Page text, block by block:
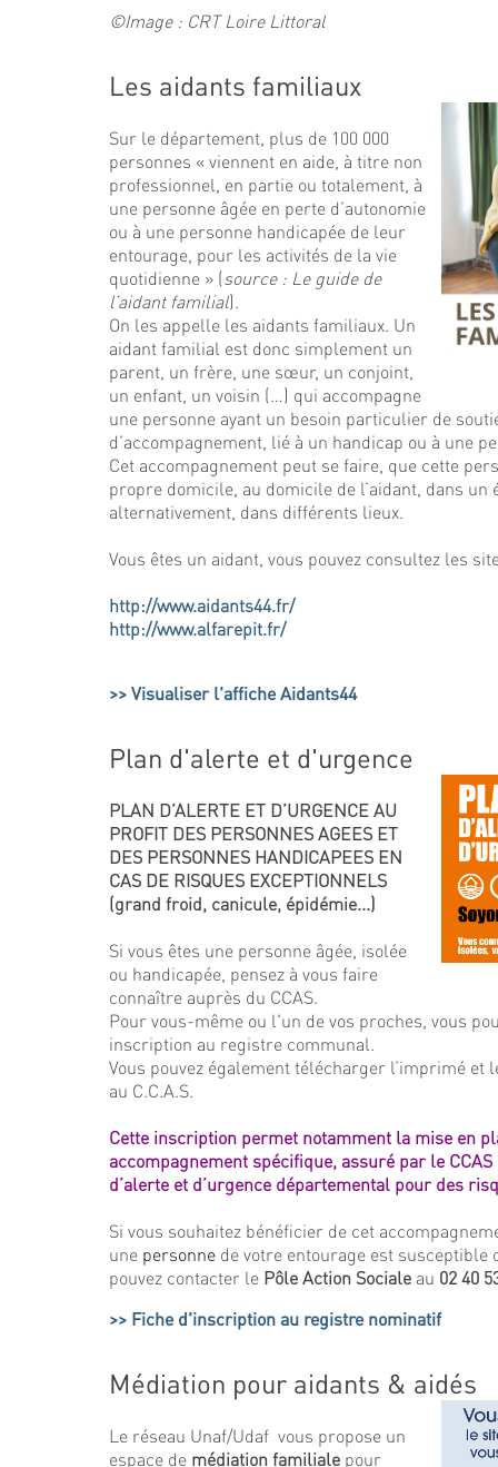
©Image : CRT Loire Littoral
Les aidants familiaux
Sur le département, plus de 100 000
personnes « viennent en aide, à titre non
professionnel, en partie ou totalement, à
une personne âgée en perte d’autonomie
ou à une personne handicapée de leur
entourage, pour les activités de la vie
quotidienne » (source : Le guide de
l’aidant familial).
On les appelle les aidants familiaux. Un
aidant familial est donc simplement un
parent, un frère, une sœur, un conjoint,
un enfant, un voisin (…) qui accompagne
une personne ayant un besoin particulier de
d’accompagnement, lié à un handicap ou à une
Cet accompagnement peut se faire, que cette
propre domicile, au domicile de l’aidant, dans un
alternativement, dans différents lieux.
Vous êtes un aidant, vous pouvez consultez les
http://www.aidants44.fr/
http://www.alfarepit.fr/
Visualiser l'affiche Aidants44
Plan d'alerte et d'urgence
PLAN D’ALERTE ET D’URGENCE AU
PROFIT DES PERSONNES AGEES ET
DES PERSONNES HANDICAPEES EN
CAS DE RISQUES EXCEPTIONNELS
(grand froid, canicule, épidémie...)
Si vous êtes une personne âgée, isolée
ou handicapée, pensez à vous faire
connaître auprès du CCAS.
Pour vous-même ou l'un de vos proches, vous
inscription au registre communal.
Vous pouvez également télécharger l’imprimé et
au C.C.A.S.
Cette inscription permet notamment la mise en
accompagnement spécifique, assuré par le
d’alerte et d’urgence départemental pour des
Si vous souhaitez bénéficier de cet
une personne de votre entourage est susceptible
pouvez contacter le Pôle Action Sociale au 02 40
Fiche d'inscription au registre nominatif
Médiation pour aidants & aidés
Le réseau Unaf/Udaf vous propose un
espace de médiation familiale pour